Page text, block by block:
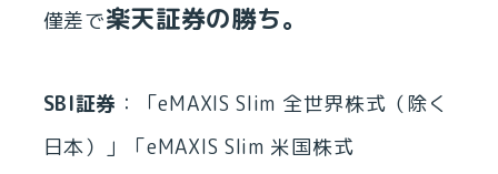
僅差で楽天証券の勝ち。
SBI証券 ：「eMAXIS Slim 全世界株式（除く
日本）」「eMAXIS Slim 米国株式